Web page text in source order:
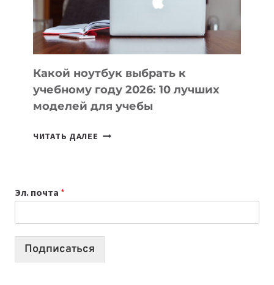
БЕЗ
СЛОЖНОГО
КОДА
Какой ноутбук выбрать к
учебному году 2026: 10 лучших
моделей для учебы
ЧИТАТЬ ДАЛЕЕ КАКОЙ
2026:
10
Эл. почта *
Подписаться